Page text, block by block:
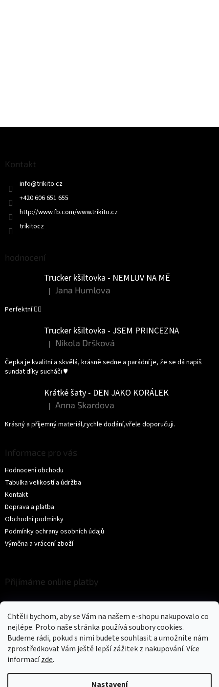
Chtěli bychom, aby se Vám na našem e-shopu nakupovalo co
nejlépe. Proto naše stránka používá soubory cookies.
Budeme rádi, pokud s nimi budete souhlasit a umožníte nám
zprostředkovat Vám ještě lepší zážitek z nakupování.Více
informacízde.
Nastavení
Kontakt
info@trikito.cz
+420 606 651 655
http://www.fb.com/www.trikito.cz
trikitocz
hodnocení
Trucker kšiltovka - NEMLUV NA MĚ
Hodnocení produktu je 5 z 5 hvězdiček.
| Jana Humlova
Perfektní 👌🏻
Trucker kšiltovka - JSEM PRINCEZNA
Hodnocení produktu je 5 z 5 hvězdiček.
| Nikola Dršková
Čepka je kvalitní a skvělá, krásně sedne a parádní je, že se dá napiš
sundat díky sucháči ♥️
Krátké šaty - DEN JAKO KORÁLEK
Hodnocení produktu je 5 z 5 hvězdiček.
| Anna Skardova
Krásný a příjemný materiál,rychle dodání,vřele doporučuji.
Informace pro vás
Hodnocení obchodu
Tabulka velikostí a údržba
Kontakt
Doprava a platba
Obchodní podmínky
Podmínky ochrany osobních údajů
Výměna a vrácení zboží
Přijímáme online platby
Vytvořil Shoptet
. Všechna práva vyhrazena.